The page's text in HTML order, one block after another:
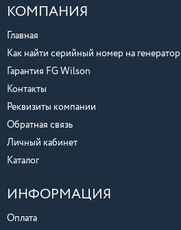
КОМПАНИЯ
Главная
Как найти серийный номер на
Гарантия FG Wilson
Контакты
Реквизиты компании
Обратная связь
Личный кабинет
Каталог
ИНФОРМАЦИЯ
Оплата